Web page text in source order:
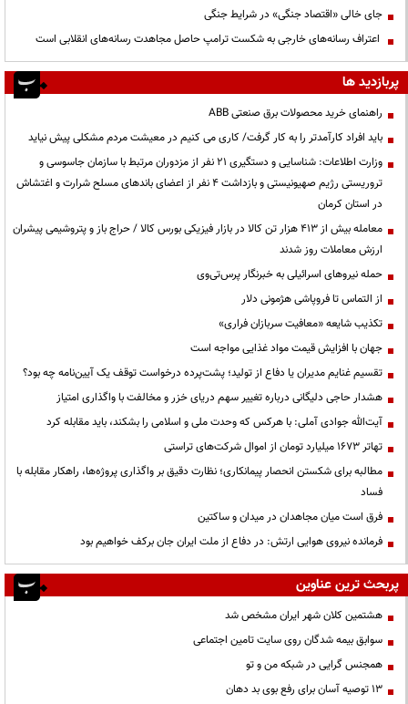
جای خالی «اقتصاد جنگی» در شرایط جنگی
اعتراف رسانه‌های خارجی به شکست ترامپ حاصل مجاهدت رسانه‌های انقلابی است
پربازدید ها
راهنمای خرید محصولات برق صنعتی ABB
باید افراد کارآمدتر را به کار گرفت/ کاری می کنیم در معیشت مردم مشکلی پیش نیاید
وزارت اطلاعات: شناسایی و دستگیری ۲۱ نفر از مزدوران مرتبط با سازمان جاسوسی و
تروریستی رژیم صهیونیستی و بازداشت ۴ نفر از اعضای باندهای مسلح شرارت و اغتشاش
در استان کرمان
معامله بیش از ۴۱۳ هزار تن کالا در بازار فیزیکی بورس کالا / حراج باز و پتروشیمی پیشران
ارزش معاملات روز شدند
حمله نیروهای اسرائیلی به خبرنگار پرس‌تی‌وی
از التماس تا فروپاشی هژمونی دلار
تکذیب شایعه «معافیت سربازان فراری»
جهان با افزایش قیمت مواد غذایی مواجه است
تقسیم غنایم مدیران یا دفاع از تولید؛ پشت‌پرده درخواست توقف یک آیین‌نامه چه بود؟
هشدار حاجی دلیگانی درباره تغییر سهم دریای خزر و مخالفت با واگذاری امتیاز
آیت‌الله جوادی آملی: با هرکس که وحدت ملی و اسلامی را بشکند، باید مقابله کرد
تهاتر ۱۶۷۳ میلیارد تومان از اموال شرکت‌های تراستی
مطالبه برای شکستن انحصار پیمانکاری؛ نظارت دقیق بر واگذاری پروژه‌ها، راهکار مقابله با
فساد
فرق است میان مجاهدان در میدان و ساکتین
فرمانده نیروی هوایی ارتش: در دفاع از ملت ایران جان برکف خواهیم بود
پربحث ترین عناوین
هشتمین کلان شهر ایران مشخص شد
سوابق بیمه شدگان روی سایت تامین اجتماعی
همجنس گرایی در شبکه من و تو
13 توصیه آسان برای رفع بوی بد دهان